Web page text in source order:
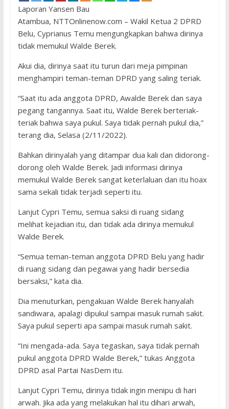
Laporan Yansen Bau
Atambua, NTTOnlinenow.com – Wakil Ketua 2 DPRD
Belu, Cyprianus Temu mengungkapkan bahwa dirinya
tidak memukul Walde Berek.
Akui dia, dirinya saat itu turun dari meja pimpinan
menghampiri teman-teman DPRD yang saling teriak.
“Saat itu ada anggota DPRD, Awalde Berek dan saya
pegang tangannya. Saat itu, Walde Berek berteriak-
teriak bahwa saya pukul. Saya tidak pernah pukul dia,”
terang dia, Selasa (2/11/2022).
Bahkan dirinyalah yang ditampar dua kali dan didorong-
dorong oleh Walde Berek. Jadi informasi dirinya
memukul Walde Berek sangat keterlaluan dan itu hoax
sama sekali tidak terjadi seperti itu.
Lanjut Cypri Temu, semua saksi di ruang sidang
melihat kejadian itu, dan tidak ada dirinya memukul
Walde Berek.
“Semua teman-teman anggota DPRD Belu yang hadir
di ruang sidang dan pegawai yang hadir bersedia
bersaksi,” kata dia.
Dia menuturkan, pengakuan Walde Berek hanyalah
sandiwara, apalagi dipukul sampai masuk rumah sakit.
Saya pukul seperti apa sampai masuk rumah sakit.
“Ini mengada-ada. Saya tegaskan, saya tidak pernah
pukul anggota DPRD Walde Berek,” tukas Anggota
DPRD asal Partai NasDem itu.
Lanjut Cypri Temu, dirinya tidak ingin menipu di hari
arwah. Jika ada yang melakukan hal itu dihari arwah,